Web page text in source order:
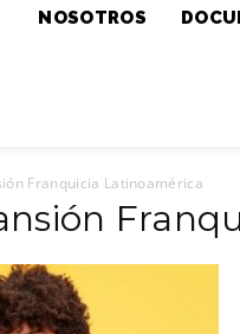
NOSOTROS
Franquicia Latinoamérica